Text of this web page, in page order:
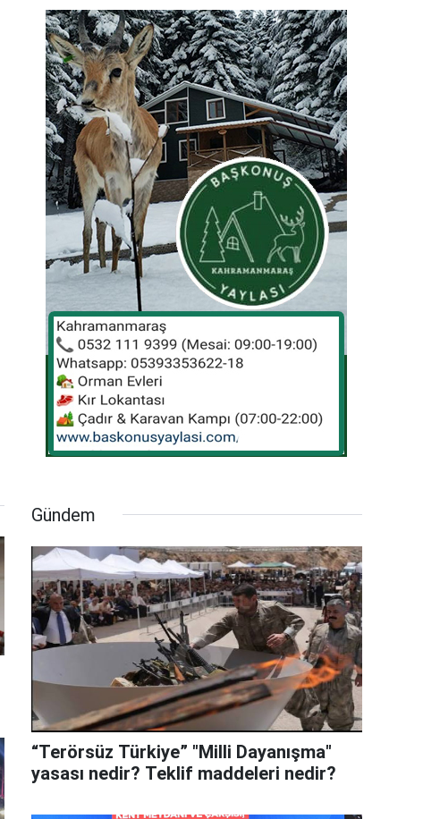
Gündem
“Terörsüz Türkiye” "Milli Dayanışma"
yasası nedir? Teklif maddeleri nedir?